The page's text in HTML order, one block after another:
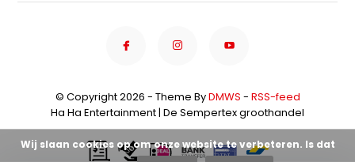
© Copyright 2026 - Theme ByDMWS - RSS-feed
Ha Ha Entertainment | De Sempertex groothandel
Wij slaan cookies op om onze website te verbeteren. Is dat